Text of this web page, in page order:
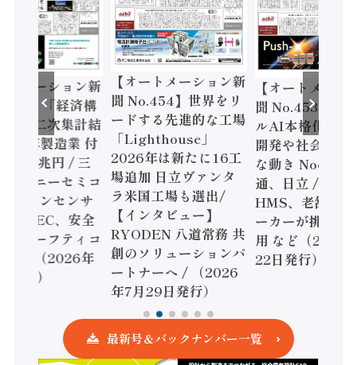
トメーション新
】「経済構
調査二次集計結
年製造業 付
額86兆円 / 三
とソニーセミコ
ジョンセンサ
/ IDEC、安全
すセーフティコ
ーラ（2026年
発行）
【オートメーション新
聞 No.454】世界をリ
ードする先進的な工場
「Lighthouse」
2026年は新たに16工
場追加 日立ヴァンタ
ラ米国工場も選出/
【インタビュー】
RYODEN 八道常務 共
創のソリューションパ
ートナーへ / （2026
年7月29日発行）
【オートメーシ
聞 No.453】フ
ルAI本格化へ
開発や社会実装
な動き Noetra
通、日立 / 兵神
HMS、老舗ポ
ーカーが挑むデ
用 など（2026
22日発行）
最新号＆バックナンバー一覧